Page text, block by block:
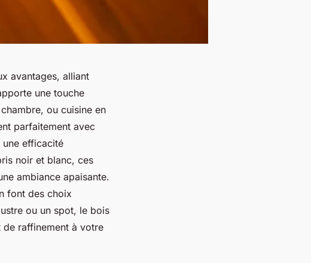
avantages, alliant
une touche
ou cuisine en
parfaitement avec
une efficacité
noir et blanc, ces
ambiance apaisante.
font des choix
ou un spot, le bois
de raffinement à votre